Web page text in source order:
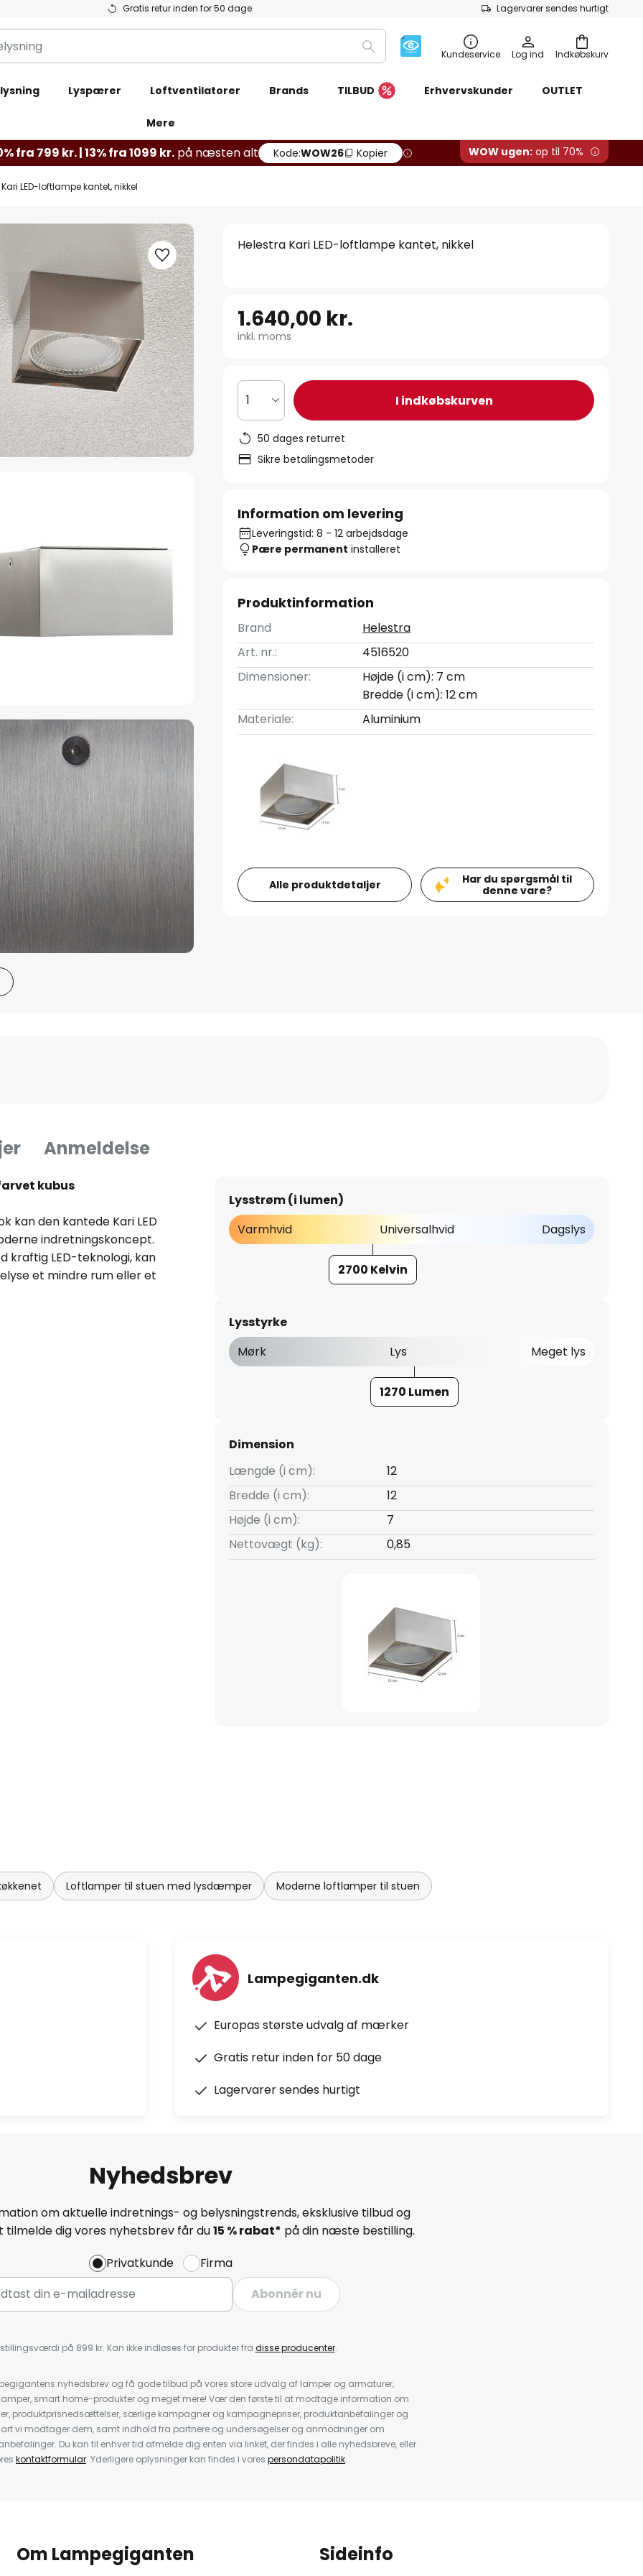
Gratis retur inden for 50 dage Lagervarer sendes hurtigt
Indkøbskurv
Søg Kundeservice Log ind
Lyspærer Loftventilatorer Brands TILBUD Erhvervskunder OUTLET
Mere
fra 799 kr. | 13% fra 1099 kr. på næsten alt Kode:WOW26 Kopier WOW ugen: op til 70%
LED-loftlampe kantet, nikkel
Helestra Kari LED-loftlampe kantet, nikkel
1.640,00 kr.
inkl. moms
1 I indkøbskurven
50 dages returret
Sikre betalingsmetoder
Information om levering
Leveringstid: 8 - 12 arbejdsdage
Pære permanent installeret
Produktinformation
Brand
Helestra
Art. nr.:
4516520
Dimensioner:
Højde (i cm): 7 cm
Bredde (i cm): 12 cm
Materiale:
Aluminium
Alle produktdetaljer
Har du spørgsmål til
denne vare?
Anmeldelse
kubus
kan den kantede Kari LED
indretningskoncept.
kraftig LED-teknologi, kan
et mindre rum eller et
anvendes flere armaturer,
og et meget godt
hvilket får alle farver i
For at styre lysoutputtet
Lysstrøm (i lumen)
Varmhvid
Universalhvid Dagslys
2700 Kelvin
Lysstyrke
Mørk
Lys Meget lys
1270 Lumen
Dimension
Længde (i cm):
12
Bredde (i cm):
12
Højde (i cm):
7
Nettovægt (kg):
0,85
Loftlamper til stuen med lysdæmper Moderne loftlamper til stuen
Lampegiganten.dk
Europas største udvalg af mærker
Gratis retur inden for 50 dage
Lagervarer sendes hurtigt
Nyhedsbrev
om aktuelle indretnings- og belysningstrends, eksklusive tilbud og
tilmelde dig vores nyhetsbrev får du15 % rabat* på din næste bestilling.
Privatkunde
Firma
Abonnér nu
på 899 kr. Kan ikke indløses for produkter fra disse producenter.
nyhedsbrev og få gode tilbud på vores store udvalg af lamper og armaturer,
smart home-produkter og meget mere! Vær den første til at modtage information om
produktprisnedsættelser, særlige kampagner og kampagnepriser, produktanbefalinger og
vi modtager dem, samt indhold fra partnere og undersøgelser og anmodninger om
Du kan til enhver tid afmelde dig enten via linket, der findes i alle nyhedsbreve, eller
kontaktformular. Yderligere oplysninger kan findes i vores persondatapolitik.
Om Lampegiganten Sideinfo